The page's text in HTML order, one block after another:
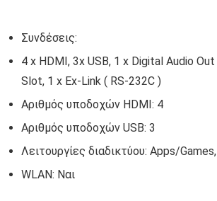
Συνδέσεις:
4 x HDMI, 3x USB, 1 x Digital Audio
Slot, 1 x Ex-Link ( RS-232C )
Αριθμός υποδοχών HDMI: 4
Αριθμός υποδοχών USB: 3
Λειτουργίες διαδικτύου: Apps/
WLAN: Ναι